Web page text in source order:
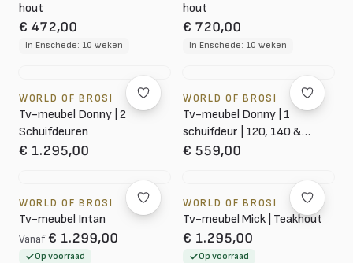
hout
€ 472,00
In Enschede: 10 weken
hout
€ 720,00
In Enschede: 10 weken
WORLD OF BROSI
Tv-meubel Donny | 2
Schuifdeuren
€ 1.295,00
WORLD OF BROSI
Tv-meubel Donny | 1
schuifdeur | 120, 140 &
160cm
€ 559,00
WORLD OF BROSI
Tv-meubel Intan
Vanaf € 1.299,00
Op voorraad
WORLD OF BROSI
Tv-meubel Mick | Teakhout
€ 1.295,00
Op voorraad